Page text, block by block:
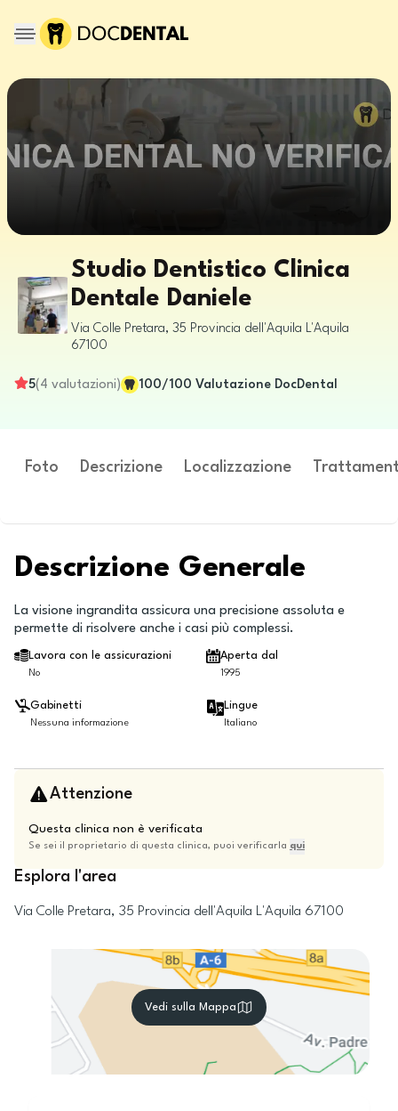
Studio Dentistico Clinica
Dentale Daniele
Via Colle Pretara, 35 Provincia dell'Aquila L'Aquila
67100
5( 4 valutazioni) 100/100 Valutazione DocDental
Foto Descrizione Localizzazione
Descrizione Generale
La visione ingrandita assicura una precisione assoluta e
permette di risolvere anche i casi più complessi.
Lavora con le assicurazioni
No
Aperta dal
1995
Gabinetti
Nessuna informazione
Lingue
Italiano
Attenzione
Questa clinica non è verificata
Se sei il proprietario di questa clinica, puoi verificarla qui
Esplora l'area
Via Colle Pretara, 35 Provincia dell'Aquila L'Aquila 67100
Vedi sulla Mappa